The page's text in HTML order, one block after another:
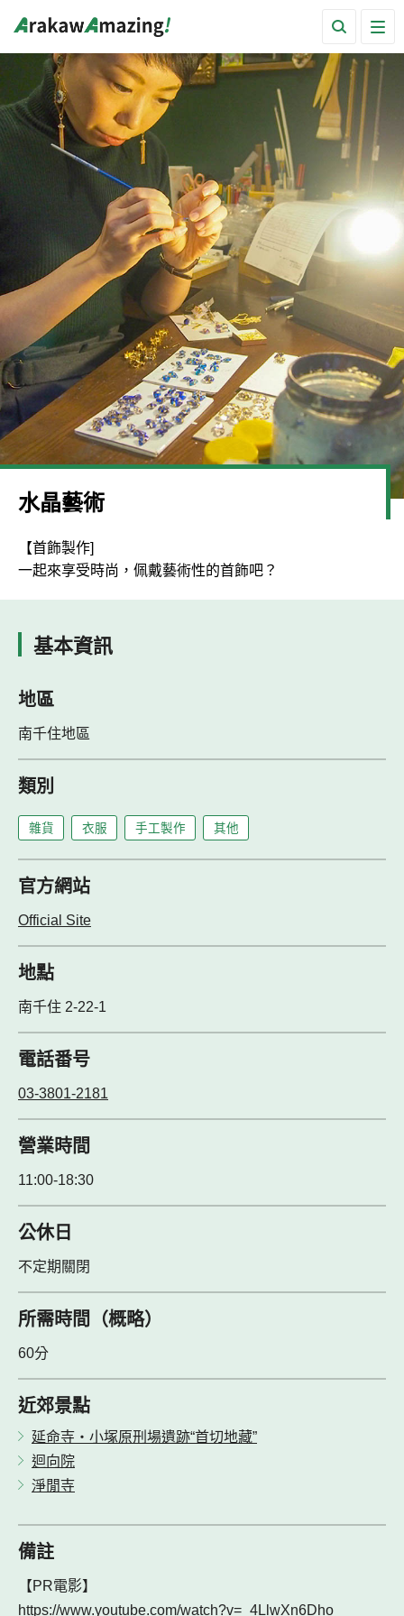
水晶藝術
【首飾製作]
一起來享受時尚，佩戴藝術性的首飾吧？
基本資訊
地區
南千住地區
類別
雜貨 衣服 手工製作 其他
官方網站
Official Site
地點
南千住 2-22-1
電話番号
03‐3801‐2181
營業時間
11:00-18:30
公休日
不定期關閉
所需時間（概略）
60分
近郊景點
延命寺・小塚原刑場遺跡“首切地藏”
迴向院
淨閒寺
備註
【PR電影】
https://www.youtube.com/watch?v=_4LlwXn6Dho